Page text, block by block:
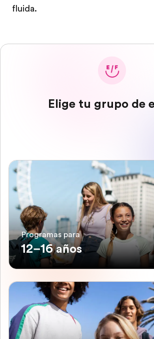
fluida.
Elige tu grupo de
Programas para
12–16 años